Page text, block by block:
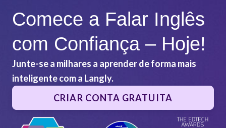
Comece a Falar Inglês
com Confiança – Hoje!
Junte-se a milhares a aprender de forma mais
inteligente com a Langly.
CRIAR CONTA GRATUITA